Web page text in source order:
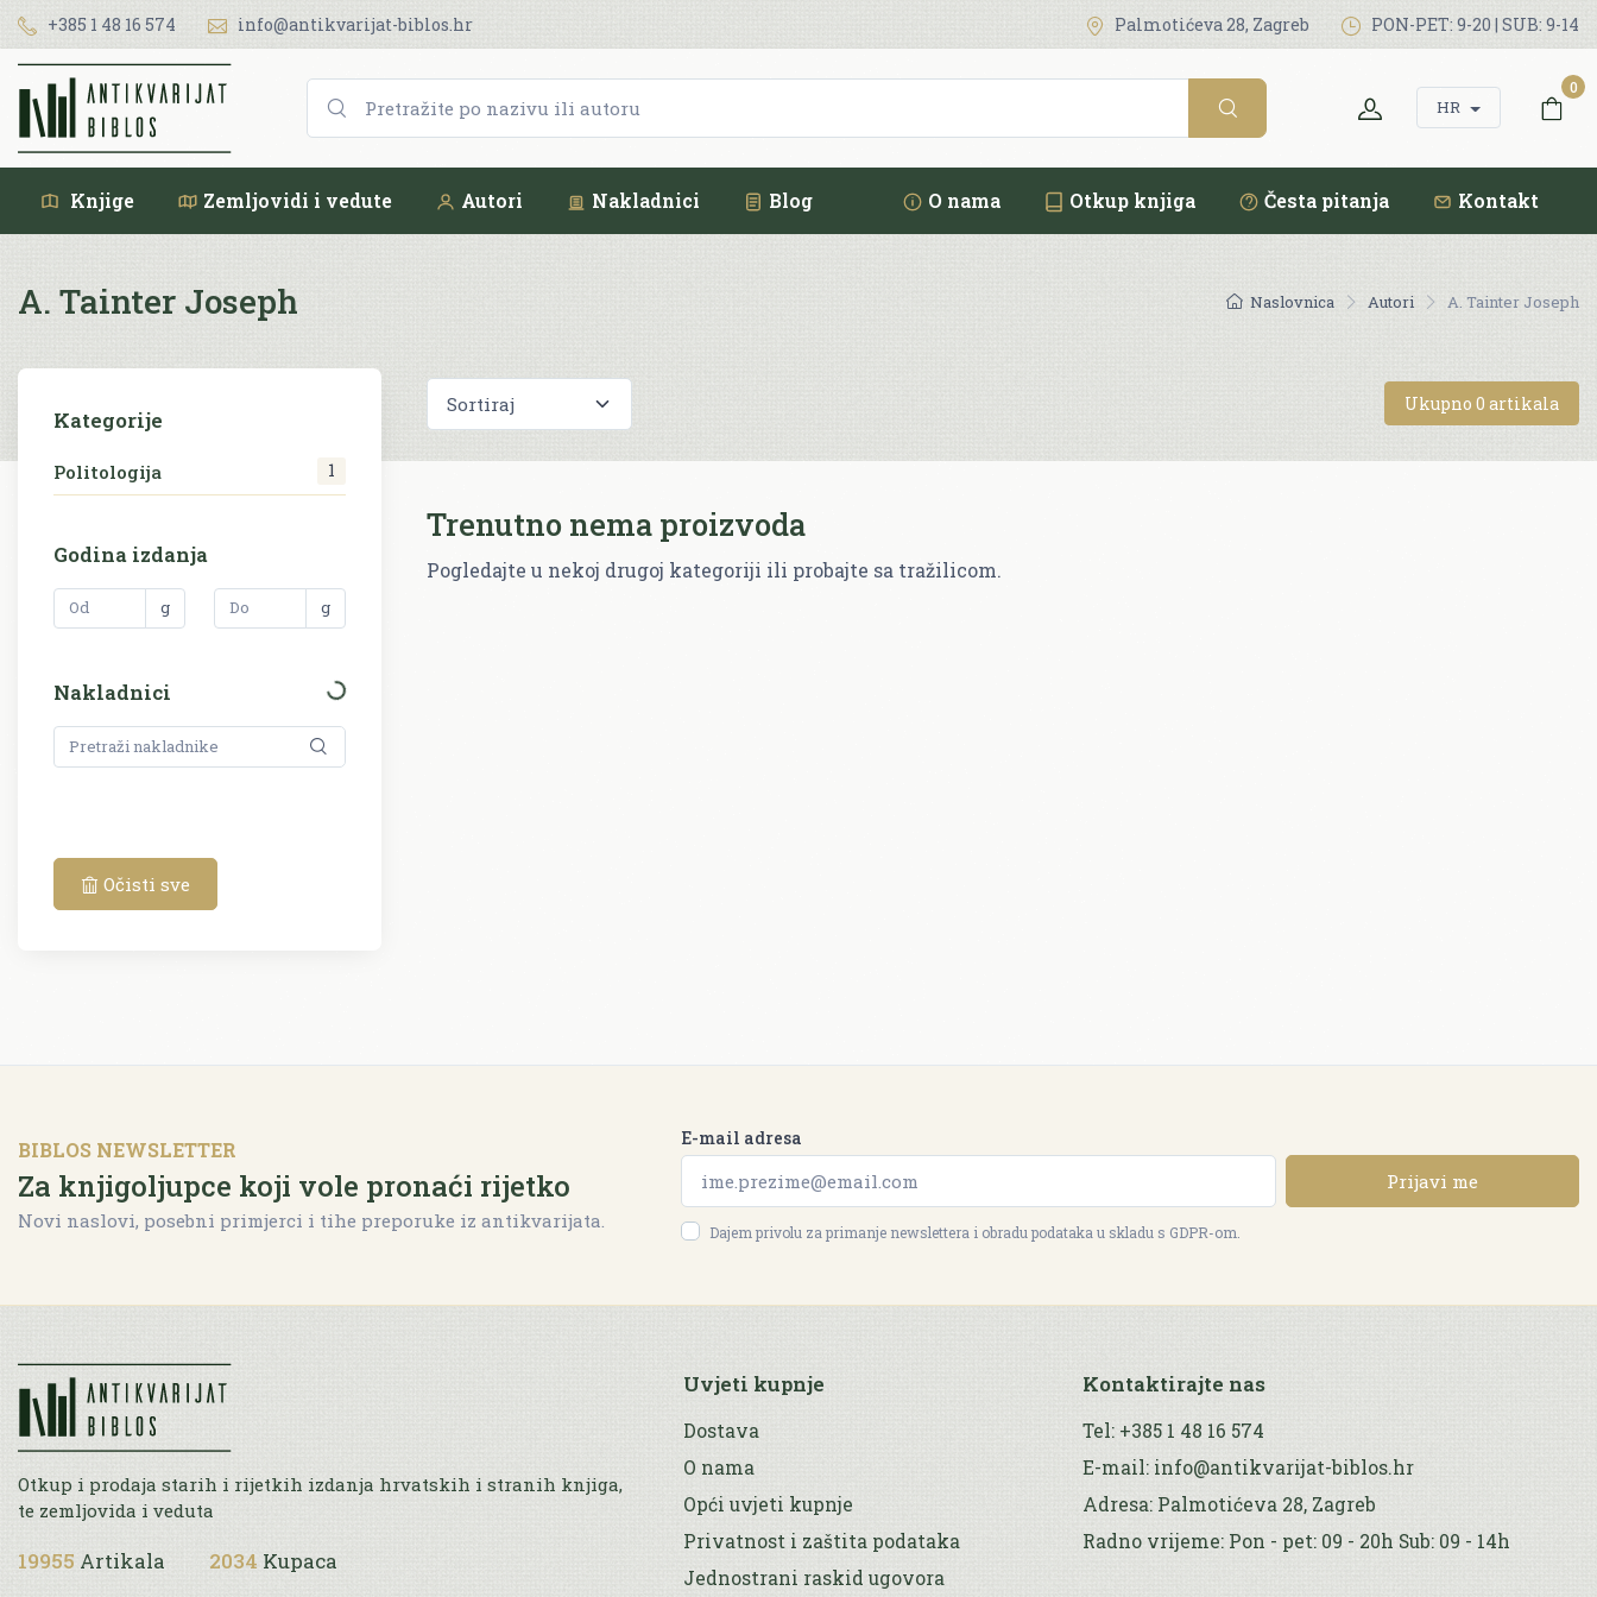
+385 1 48 16 574 info@antikvarijat-biblos.hr Palmotićeva 28, Zagreb PON-PET: 9-20 | SUB: 9-14
HR
0
Knjige Zemljovidi i vedute Autori Nakladnici Blog O nama Otkup knjiga Česta pitanja Kontakt
Naslovnica Autori A. Tainter Joseph
A. Tainter Joseph
Kategorije
Politologija 1
Godina izdanja
g g
Nakladnici
Očisti sve
Ukupno 0 artikala
Trenutno nema proizvoda
Pogledajte u nekoj drugoj kategoriji ili probajte sa tražilicom.
BIBLOS NEWSLETTER
Za knjigoljupce koji vole pronaći rijetko
Novi naslovi, posebni primjerci i tihe preporuke iz antikvarijata.
E-mail adresa
Prijavi me
Dajem privolu za primanje newslettera i obradu podataka u skladu s GDPR-om.
Otkup i prodaja starih i rijetkih izdanja hrvatskih i stranih knjiga,
te zemljovida i veduta
19955 Artikala 2034 Kupaca
Uvjeti kupnje
Dostava
O nama
Opći uvjeti kupnje
Privatnost i zaštita podataka
Jednostrani raskid ugovora
Kontaktirajte nas
Tel: +385 1 48 16 574
E-mail: info@antikvarijat-biblos.hr
Adresa: Palmotićeva 28, Zagreb
Radno vrijeme: Pon - pet: 09 - 20h Sub: 09 - 14h